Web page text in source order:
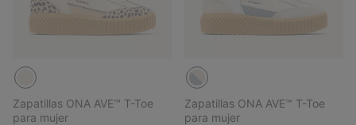
Zapatillas ONA AVE™ T-Toe
para mujer
Zapatillas ONA AVE™ T-Toe
para mujer